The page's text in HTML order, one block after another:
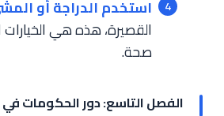
استخدم الدراجة أو
القصيرة، هذه هي الخيارات
صحة.
الفصل التاسع: دور الحكومات في